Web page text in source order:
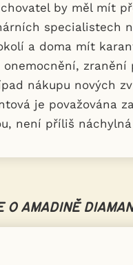
chovatel by měl mít
specialistech
a doma mít
onemocnění, zranění
nákupu nových
je považována
není příliš
O AMADINĚ